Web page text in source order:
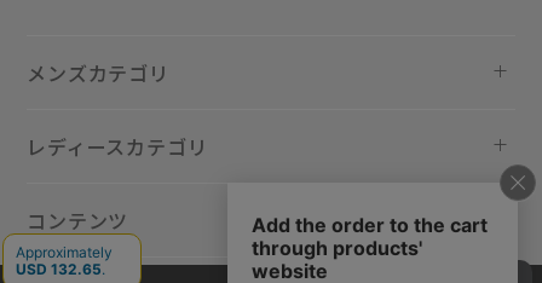
メンズカテゴリ
レディースカテゴリ
コンテンツ